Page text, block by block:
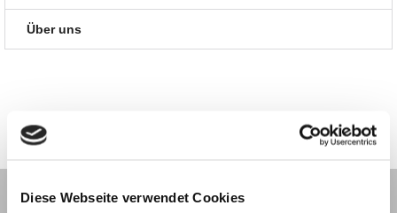
Diese Webseite verwendet Cookies
Über uns